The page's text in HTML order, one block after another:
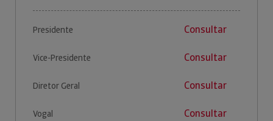
Presidente Consultar
Vice-Presidente Consultar
Diretor Geral Consultar
Vogal Consultar